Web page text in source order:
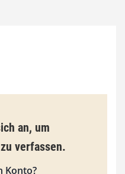
an, um
verfassen.
Konto?